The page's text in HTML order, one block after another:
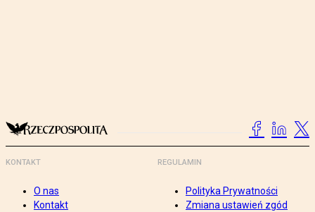
KONTAKT
O nas
Kontakt
REGULAMIN
Polityka Prywatności
Zmiana ustawień zgód